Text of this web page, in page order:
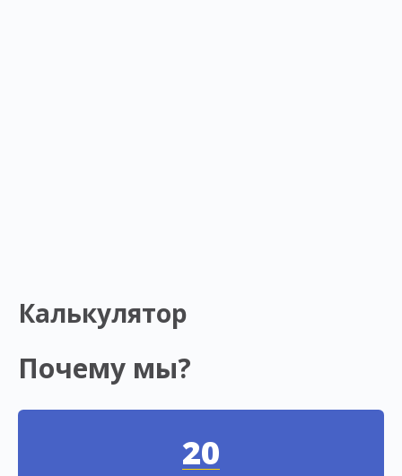
Калькулятор
Почему мы?
20